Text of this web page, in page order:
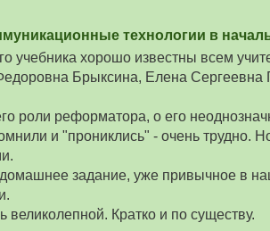
технологии в
учебника хорошо известны всем
Брыксина, Елена
роли реформатора, о его
и "прониклись" - очень трудно.
задание, уже привычное в
великолепной. Кратко и по существу.